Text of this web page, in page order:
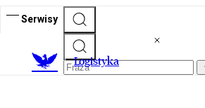
Serwisy
Logistyka